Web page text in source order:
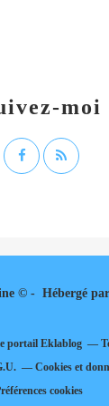
moi
© - Hébergé par
portail Eklablog
Cookies et
cookies